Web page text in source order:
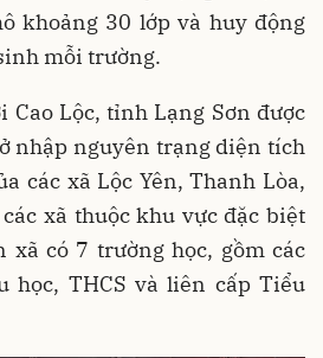
khoảng 30 lớp và huy động
mỗi trường.
Lộc, tỉnh Lạng Sơn được
nhập nguyên trạng diện tích
các xã Lộc Yên, Thanh Lòa,
xã thuộc khu vực đặc biệt
xã có 7 trường học, gồm các
học, THCS và liên cấp Tiểu